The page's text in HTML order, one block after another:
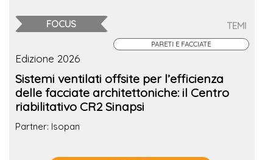
FOCUS TEMI
PARETI E FACCIATE
Edizione 2026
Sistemi ventilati offsite per l’efficienza
delle facciate architettoniche: il Centro
riabilitativo CR2 Sinapsi
Partner: Isopan